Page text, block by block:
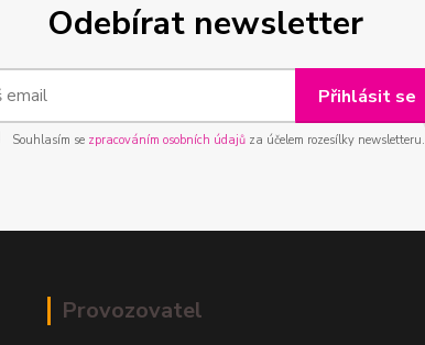
Odebírat newsletter
Přihlásit se
Souhlasím se zpracováním osobních údajůza účelem rozesílky newsletteru.
Provozovatel